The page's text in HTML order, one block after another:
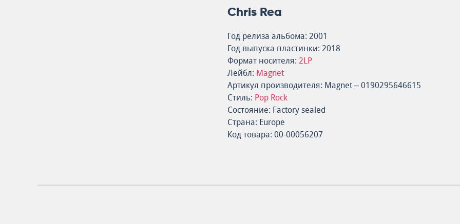
Chris Rea
Год релиза альбома: 2001
Год выпуска пластинки: 2018
Формат носителя: 2LP
Лейбл: Magnet
Артикул производителя: Magnet – 0190295646615
Стиль: Pop Rock
Состояние: Factory sealed
Страна: Europe
Код товара: 00-00056207